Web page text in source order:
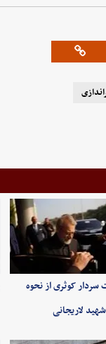
سردار کوثری از نحوه
لاریجانی